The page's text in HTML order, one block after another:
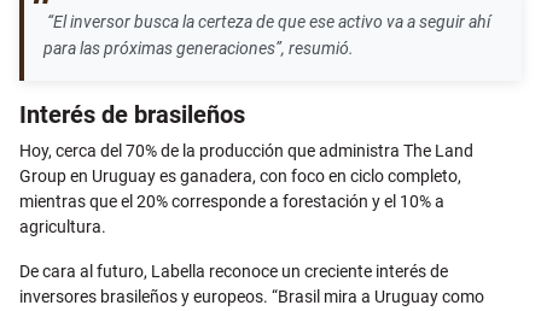
“El inversor busca la certeza de que ese activo va a seguir ahí
para las próximas generaciones”, resumió.
Interés de brasileños
Hoy, cerca del 70% de la producción que administra The Land
Group en Uruguay es ganadera, con foco en ciclo completo,
mientras que el 20% corresponde a forestación y el 10% a
agricultura.
De cara al futuro, Labella reconoce un creciente interés de
inversores brasileños y europeos. “Brasil mira a Uruguay como